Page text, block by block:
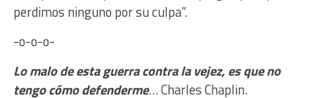
perdimos ninguno por su culpa”.
-o-o-o-
Lo malo de esta guerra contra la vejez, es que no
tengo cómo defenderme… Charles Chaplin.